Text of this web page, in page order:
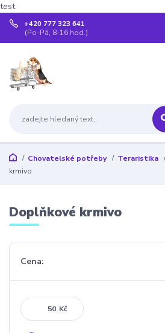
test
+420 777 323 641
(Po-Pá, 8-16 hod.)
Chovatelské potřeby Teraristika
krmivo
Doplňkové krmivo
Cena:
Kč